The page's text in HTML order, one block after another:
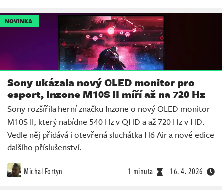
NOVINKA
Sony ukázala nový OLED monitor pro
esport, Inzone M10S II míří až na 720 Hz
Sony rozšířila herní značku Inzone o nový OLED monitor
M10S II, který nabídne 540 Hz v QHD a až 720 Hz v HD.
Vedle něj přidává i otevřená sluchátka H6 Air a nové edice
dalšího příslušenství.
Michal Fortyn 1 minuta 16. 4. 2026